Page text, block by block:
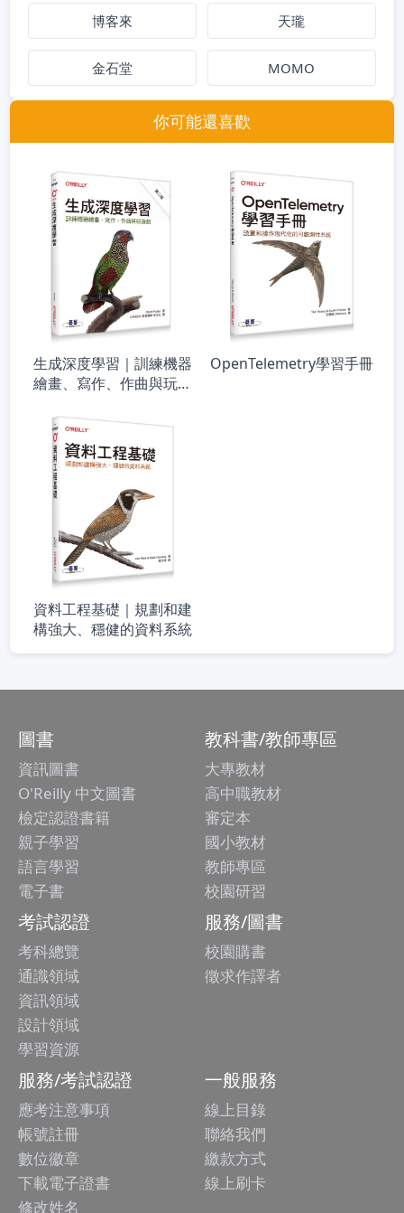
博客來 天瓏
金石堂 MOMO
你可能還喜歡
生成深度學習｜訓練機器
繪畫、寫作、作曲與玩遊
OpenTelemetry學習手冊
資料工程基礎｜規劃和建
構強大、穩健的資料系統
圖書
資訊圖書
O'Reilly 中文圖書
檢定認證書籍
親子學習
語言學習
電子書
教科書/教師專區
大專教材
高中職教材
審定本
國小教材
教師專區
校園研習
考試認證
考科總覽
通識領域
資訊領域
設計領域
學習資源
服務/圖書
校園購書
徵求作譯者
服務/考試認證
應考注意事項
帳號註冊
數位徽章
下載電子證書
修改姓名
一般服務
線上目錄
聯絡我們
繳款方式
線上刷卡